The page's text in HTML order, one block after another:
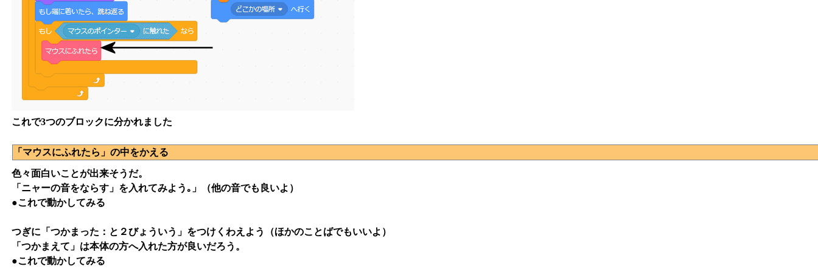
これで3つのブロックに分かれました
「マウスにふれたら」の中をかえる
色々面白いことが出来そうだ。
「ニャーの音をならす」を入れてみよう｡」（他の音でも良いよ）
●これで動かしてみる
つぎに「つかまった：と２びょういう」をつけくわえよう（ほかのことばでもいいよ）
「つかまえて」は本体の方へ入れた方が良いだろう。
●これで動かしてみる